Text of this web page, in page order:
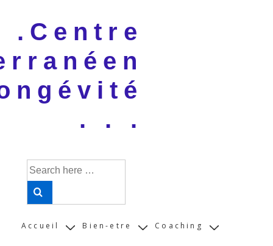
Main
.Centre
. . .
Search
for:
Main
Accueil Bien-etre Coaching